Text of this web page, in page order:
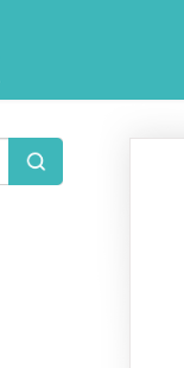
Toggle
Search